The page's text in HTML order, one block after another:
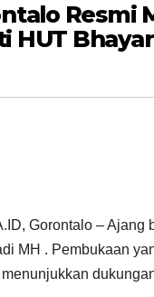
Resmi
HUT
Gorontalo –
MH . Pembukaan